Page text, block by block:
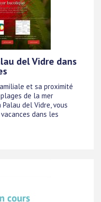
del Vidre dans
et sa proximité
de la mer
del Vidre, vous
dans les